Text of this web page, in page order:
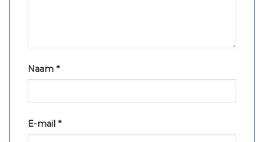
Naam *
E-mail *